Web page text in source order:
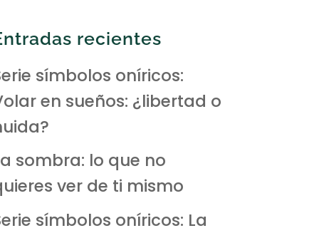
recientes
símbolos oníricos:
en sueños: ¿libertad o
sombra: lo que no
ver de ti mismo
símbolos oníricos: La